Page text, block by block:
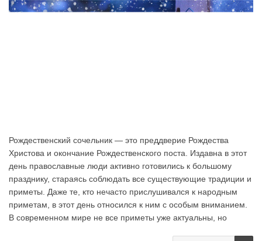
Рождественский сочельник — это преддверие Рождества
Христова и окончание Рождественского поста. Издавна в этот
день православные люди активно готовились к большому
празднику, стараясь соблюдать все существующие традиции и
приметы. Даже те, кто нечасто прислушивался к народным
приметам, в этот день относился к ним с особым вниманием.
В современном мире не все приметы уже актуальны, но